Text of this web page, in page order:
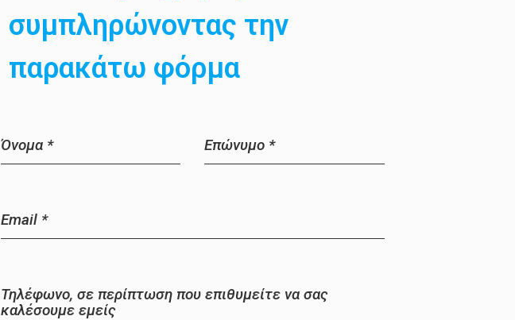
συμπληρώνοντας την
παρακάτω φόρμα
Όνομα * Επώνυμο *
Email *
Τηλέφωνο, σε περίπτωση που επιθυμείτε να σας
καλέσουμε εμείς